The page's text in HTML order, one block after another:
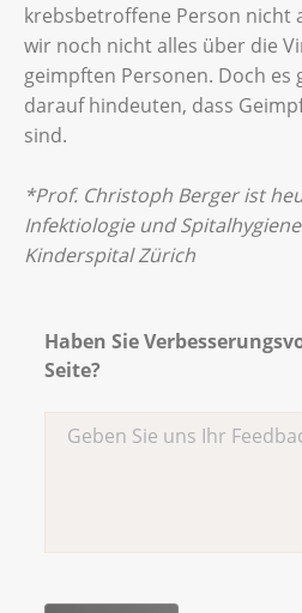
krebsbetroffene Person nicht
wir noch nicht alles über die
geimpften Personen. Doch es
darauf hindeuten, dass
sind.
*Prof. Christoph Berger ist
Infektiologie und
Kinderspital Zürich
Haben Sie
Seite?